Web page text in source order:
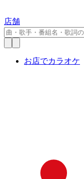
店舗
お店でカラオケ